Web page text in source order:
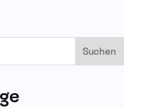
Suchen